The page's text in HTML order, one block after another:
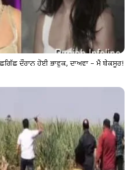
ਦੌਰਾਨ ਹੋਈ ਭਾਵੁਕ, ਦਾਅਵਾ – ਮੈਂ ਬੇਕਸੂਰ!